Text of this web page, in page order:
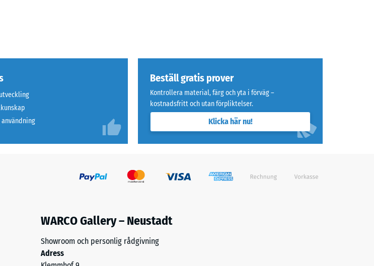
Beställ gratis prover
Kontrollera material, färg och yta i förväg –
kostnadsfritt och utan förpliktelser.
Klicka här nu!
WARCO Gallery – Neustadt
Showroom och personlig rådgivning
Adress